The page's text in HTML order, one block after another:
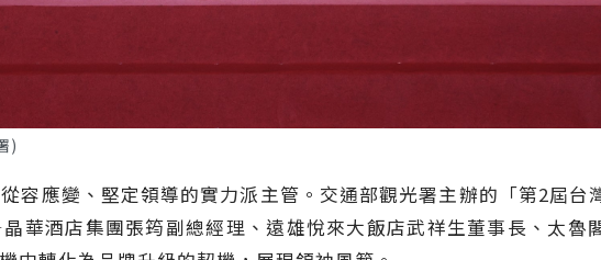
)
應變、堅定領導的實力派主管。交通部觀光署主辦的「第2屆台
酒店集團張筠副總經理、遠雄悅來大飯店武祥生董事長、太魯